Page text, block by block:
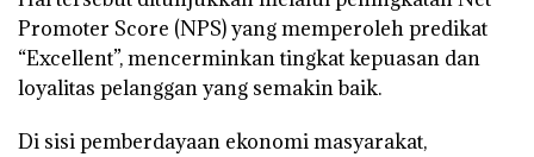
Promoter Score (NPS) yang memperoleh predikat
“Excellent”, mencerminkan tingkat kepuasan dan
loyalitas pelanggan yang semakin baik.
Di sisi pemberdayaan ekonomi masyarakat,